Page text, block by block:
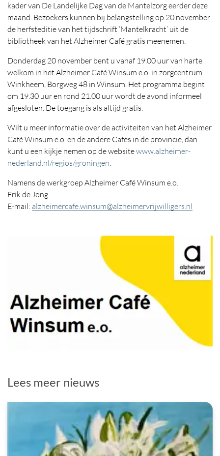
kader van De Landelijke Dag van de Mantelzorg eerder deze
maand. Bezoekers kunnen bij belangstelling op 20 november
de herfsteditie van het tijdschrift ‘Mantelkracht’ uit de
bibliotheek van het Alzheimer Café gratis meenemen.
Donderdag 20 november bent u vanaf 19.00 uur van harte
welkom in het Alzheimer Café Winsum e.o. in zorgcentrum
Winkheem, Borgweg 48 in Winsum. Het programma begint
om 19.30 uur en rond 21.00 uur wordt de avond informeel
afgesloten. De toegang is als altijd gratis.
Wilt u meer informatie over de activiteiten van het Alzheimer
Café Winsum e.o. en de andere Cafés in de provincie, dan
kunt u een kijkje nemen op de websitewww.alzheimer-
nederland.nl/regios/groningen.
Namens de werkgroep Alzheimer Café Winsum e.o.
Erik de Jong
E-mail: alzheimercafe.winsum@alzheimervrijwilligers.nl
Lees meer nieuws